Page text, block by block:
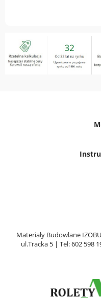
Materiały Budowlane
ul.Tracka 5 | Tel:602 598